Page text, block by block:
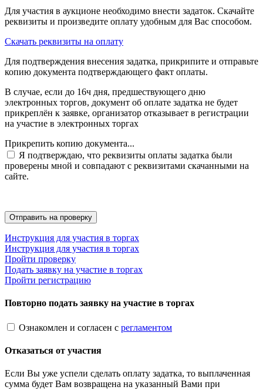
Для участия в аукционе необходимо внести задаток. Скачайте
реквизиты и произведите оплату удобным для Вас способом.
Скачать реквизиты на оплату
Для подтверждения внесения задатка, прикрипите и отправьте
копию документа подтверждающего факт оплаты.
В случае, если до 16ч дня, предшествующего дню
электронных торгов, документ об оплате задатка не будет
прикреплён к заявке, организатор отказывает в регистрации
на участие в электронных торгах
Прикрепить копию документа...
Я подтверждаю, что реквизиты оплаты задатка были
проверены мной и совпадают с реквизитами скачанными на
сайте.
Инструкция для участия в торгах
Инструкция для участия в торгах
Пройти проверку
Подать заявку на участие в торгах
Пройти регистрацию
Повторно подать заявку на участие в торгах
Ознакомлен и согласен с регламентом
Отказаться от участия
Если Вы уже успели сделать оплату задатка, то выплаченная
сумма будет Вам возвращена на указанный Вами при